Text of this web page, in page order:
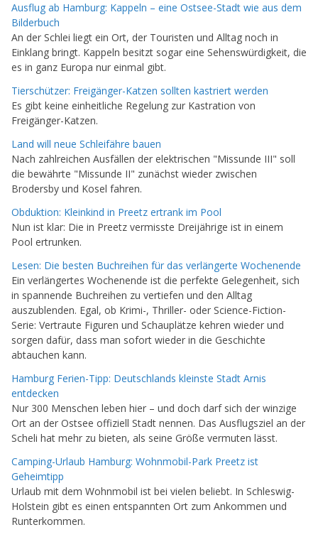
Ausflug ab Hamburg: Kappeln – eine Ostsee-Stadt wie aus dem
Bilderbuch
An der Schlei liegt ein Ort, der Touristen und Alltag noch in
Einklang bringt. Kappeln besitzt sogar eine Sehenswürdigkeit, die
es in ganz Europa nur einmal gibt.
Tierschützer: Freigänger-Katzen sollten kastriert werden
Es gibt keine einheitliche Regelung zur Kastration von
Freigänger-Katzen.
Land will neue Schleifähre bauen
Nach zahlreichen Ausfällen der elektrischen "Missunde III" soll
die bewährte "Missunde II" zunächst wieder zwischen
Brodersby und Kosel fahren.
Obduktion: Kleinkind in Preetz ertrank im Pool
Nun ist klar: Die in Preetz vermisste Dreijährige ist in einem
Pool ertrunken.
Lesen: Die besten Buchreihen für das verlängerte Wochenende
Ein verlängertes Wochenende ist die perfekte Gelegenheit, sich
in spannende Buchreihen zu vertiefen und den Alltag
auszublenden. Egal, ob Krimi-, Thriller- oder Science-Fiction-
Serie: Vertraute Figuren und Schauplätze kehren wieder und
sorgen dafür, dass man sofort wieder in die Geschichte
abtauchen kann.
Hamburg Ferien-Tipp: Deutschlands kleinste Stadt Arnis
entdecken
Nur 300 Menschen leben hier – und doch darf sich der winzige
Ort an der Ostsee offiziell Stadt nennen. Das Ausflugsziel an der
Scheli hat mehr zu bieten, als seine Größe vermuten lässt.
Camping-Urlaub Hamburg: Wohnmobil-Park Preetz ist
Geheimtipp
Urlaub mit dem Wohnmobil ist bei vielen beliebt. In Schleswig-
Holstein gibt es einen entspannten Ort zum Ankommen und
Runterkommen.